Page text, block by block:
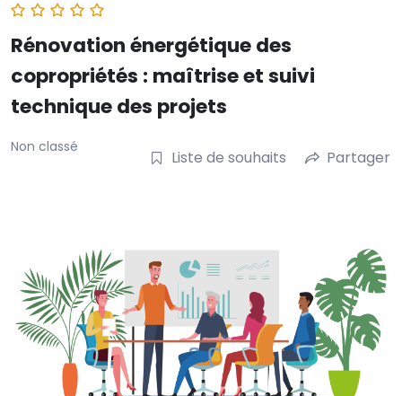
Rénovation énergétique des
copropriétés : maîtrise et suivi
technique des projets
Non classé
Liste de souhaits Partager